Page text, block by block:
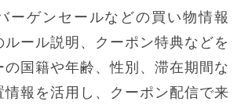
ーゲンセールなどの買い物情報
ール説明、クーポン特典などを
の国籍や年齢、性別、滞在期間な
情報を活用し、クーポン配信で来